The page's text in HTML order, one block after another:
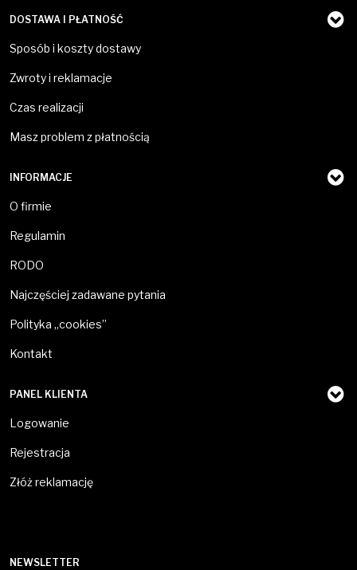
DOSTAWA I PŁATNOŚĆ
Sposób i koszty dostawy
Zwroty i reklamacje
Czas realizacji
Masz problem z płatnością
INFORMACJE
O firmie
Regulamin
RODO
Najczęściej zadawane pytania
Polityka „cookies”
Kontakt
PANEL KLIENTA
Logowanie
Rejestracja
Złóż reklamację
NEWSLETTER